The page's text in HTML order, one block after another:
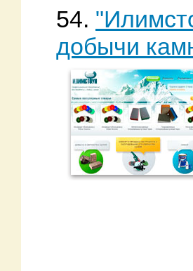
54.
добычи